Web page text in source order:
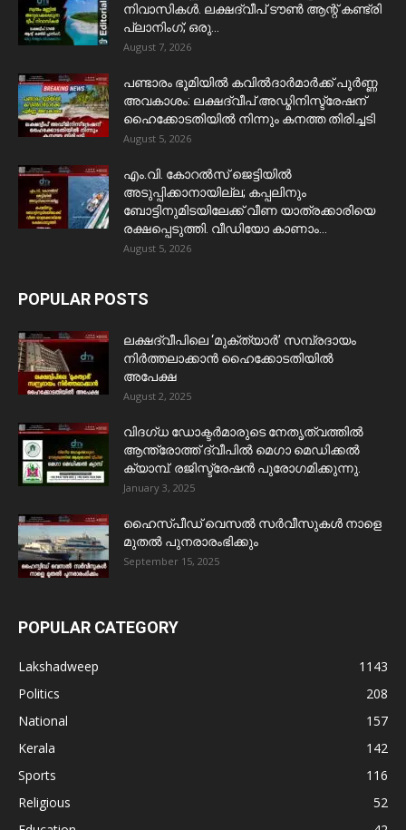
നിവാസികൾ. ലക്ഷദ്വീപ് ടൗൺ ആന്റ് കണ്ട്രി
പ്ലാനിംഗ്; ഒരു...
August 7, 2026
പണ്ടാരം ഭൂമിയിൽ കവിൽദാർമാർക്ക് പൂർണ്ണ
അവകാശം: ലക്ഷദ്വീപ് അഡ്മിനിസ്ട്രേഷന്
ഹൈക്കോടതിയിൽ നിന്നും കനത്ത തിരിച്ചടി
August 5, 2026
​എം.വി. കോറൽസ് ജെട്ടിയിൽ
അടുപ്പിക്കാനായില്ല; കപ്പലിനും
ബോട്ടിനുമിടയിലേക്ക് വീണ യാത്രക്കാരിയെ
രക്ഷപ്പെടുത്തി. വീഡിയോ കാണാം...
August 5, 2026
POPULAR POSTS
ലക്ഷദ്വീപിലെ ‘മുക്ത്യാർ’ സമ്പ്രദായം
നിർത്തലാക്കാൻ ഹൈക്കോടതിയിൽ
അപേക്ഷ
August 2, 2025
വിദഗ്ധ ഡോക്ടർമാരുടെ നേതൃത്വത്തിൽ
ആന്ത്രോത്ത് ദ്വീപിൽ മെഗാ മെഡിക്കൽ
ക്യാമ്പ്. രജിസ്ട്രേഷൻ പുരോഗമിക്കുന്നു.
January 3, 2025
ഹൈസ്പീഡ് വെസൽ സർവീസുകൾ നാളെ
മുതൽ പുനരാരംഭിക്കും
September 15, 2025
POPULAR CATEGORY
Lakshadweep
1143
Politics
208
National
157
Kerala
142
Sports
116
Religious
52